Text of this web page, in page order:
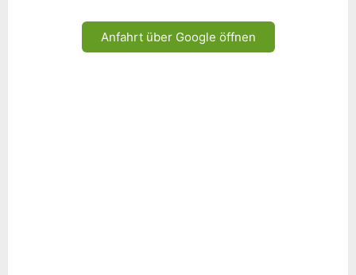
Anfahrt über Google öffnen